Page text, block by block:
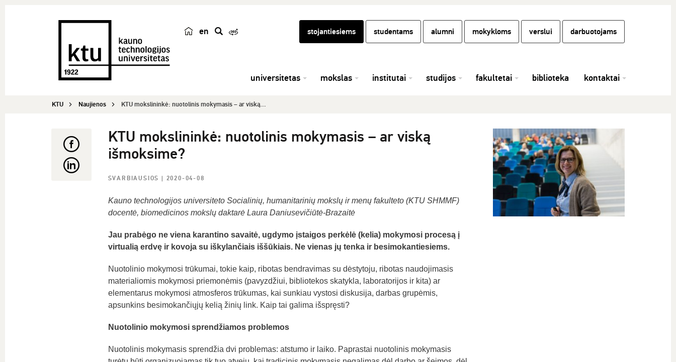
en
k
stojantiesiems studentams alumni mokykloms verslui darbuotojams
universitetas mokslas institutai studijos fakultetai biblioteka kontaktai
KTU Naujienos KTU mokslininkė: nuotolinis mokymasis – ar viską...
KTU mokslininkė: nuotolinis mokymasis – ar viską
išmoksime?
SVARBIAUSIOS | 2020-04-08
Kauno technologijos universiteto Socialinių, humanitarinių mokslų ir menų fakulteto (KTU SHMMF)
docentė, biomedicinos mokslų daktarė Laura Daniusevičiūtė-Brazaitė
Jau prabėgo ne viena karantino savaitė, ugdymo įstaigos perkėlė (kelia) mokymosi procesą į
virtualią erdvę ir kovoja su iškylančiais iššūkiais. Ne vienas jų tenka ir besimokantiesiems.
Nuotolinio mokymosi trūkumai, tokie kaip, ribotas bendravimas su dėstytoju, ribotas naudojimasis
materialiomis mokymosi priemonėmis (pavyzdžiui, bibliotekos skatykla, laboratorijos ir kita) ar
elementarus mokymosi atmosferos trūkumas, kai sunkiau vystosi diskusija, darbas grupėmis,
apsunkins besimokančiųjų kelią žinių link. Kaip tai galima išspręsti?
Nuotolinio mokymosi sprendžiamos problemos
Nuotolinis mokymasis sprendžia dvi problemas: atstumo ir laiko. Paprastai nuotolinis mokymasis